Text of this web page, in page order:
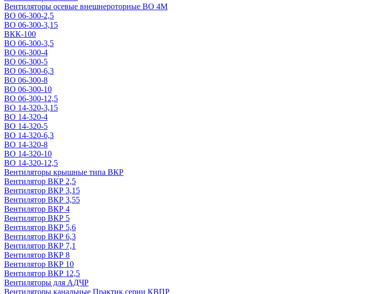
Вентиляторы осевые внешнероторные ВО 4М
ВО 06-300-2,5
ВО 06-300-3,15
ВКК-100
ВО 06-300-3,5
ВО 06-300-4
ВО 06-300-5
ВО 06-300-6,3
ВО 06-300-8
ВО 06-300-10
ВО 06-300-12,5
ВО 14-320-3,15
ВО 14-320-4
ВО 14-320-5
ВО 14-320-6,3
ВО 14-320-8
ВО 14-320-10
ВО 14-320-12,5
Вентиляторы крышные типа ВКР
Вентилятор ВКР 2,5
Вентилятор ВКР 3,15
Вентилятор ВКР 3,55
Вентилятор ВКР 4
Вентилятор ВКР 5
Вентилятор ВКР 5,6
Вентилятор ВКР 6,3
Вентилятор ВКР 7,1
Вентилятор ВКР 8
Вентилятор ВКР 10
Вентилятор ВКР 12,5
Вентиляторы для АДЧР
Вентиляторы канальные Практик серии КВПР